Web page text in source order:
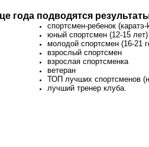
года подводятся
спортсмен-ребенок
юный спортсмен (12-15 лет)
молодой спортсмен (16-21
взрослый спортсмен
взрослая спортсменка
ветеран
ТОП лучших спортсменов
лучший тренер клуба.